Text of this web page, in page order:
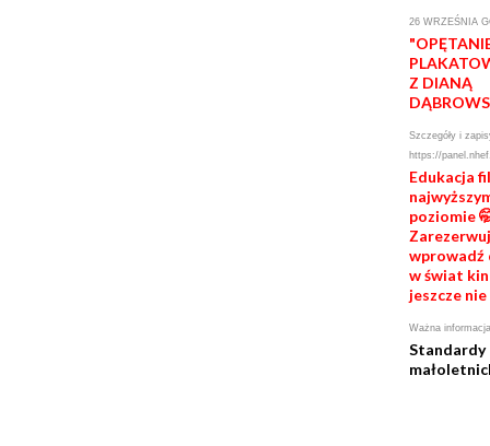
26 WRZEŚNIA
Z DIANĄ
Szczegóły i
https://
Edukacja
poziomie
wprowadź
w świat
jeszcze nie
Ważna
Standardy